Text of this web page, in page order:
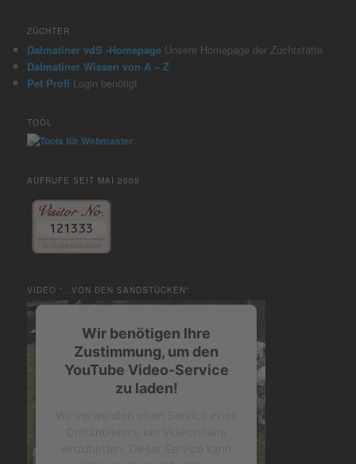
ZÜCHTER
Dalmatiner vdS -Homepage Unsere Homepage der Zuchtstätte
Dalmatiner Wissen von A – Z
Pet Profi Login benötigt
TOOL
AUFRUFE SEIT MAI 2009
VIDEO “…VON DEN SANDSTÜCKEN”
Wir benötigen Ihre
Zustimmung, um den
YouTube Video-Service
zu laden!